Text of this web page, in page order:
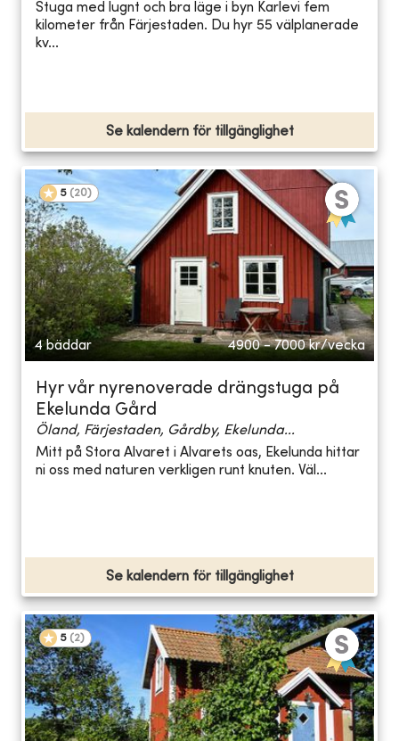
Stuga med lugnt och bra läge i byn Karlevi fem
kilometer från Färjestaden. Du hyr 55 välplanerade
kv...
Se kalendern för tillgänglighet
5 (20)
4 bäddar 4900 - 7000 kr/vecka
Hyr vår nyrenoverade drängstuga på
Ekelunda Gård
Öland, Färjestaden, Gårdby, Ekelunda...
Mitt på Stora Alvaret i Alvarets oas, Ekelunda hittar
ni oss med naturen verkligen runt knuten. Väl...
Se kalendern för tillgänglighet
5 (2)